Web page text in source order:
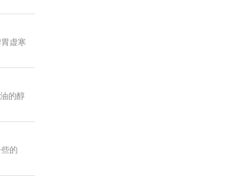
虚寒
的醇
的